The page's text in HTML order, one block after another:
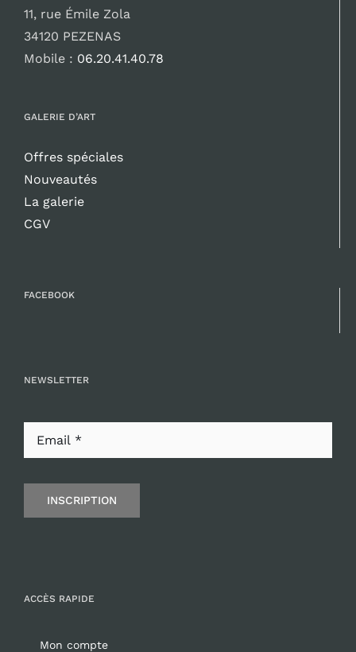
11, rue Émile Zola
34120 PEZENAS
Mobile : 06.20.41.40.78
GALERIE D’ART
Offres spéciales
Nouveautés
La galerie
CGV
FACEBOOK
NEWSLETTER
INSCRIPTION
ACCÈS RAPIDE
Mon compte